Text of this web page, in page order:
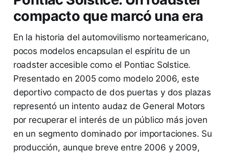
compacto que marcó una era
En la historia del automovilismo norteamericano,
pocos modelos encapsulan el espíritu de un
roadster accesible como el Pontiac Solstice.
Presentado en 2005 como modelo 2006, este
deportivo compacto de dos puertas y dos plazas
representó un intento audaz de General Motors
por recuperar el interés de un público más joven
en un segmento dominado por importaciones. Su
producción, aunque breve entre 2006 y 2009,